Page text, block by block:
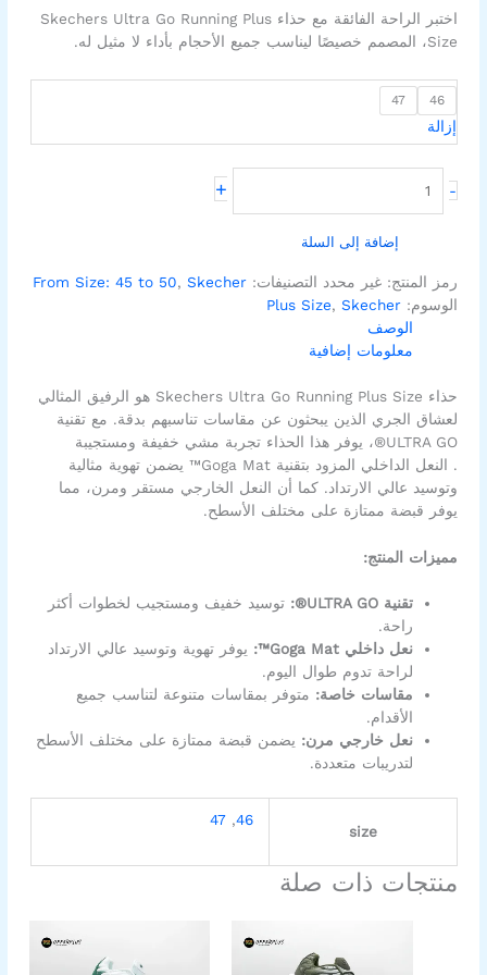
اختبر الراحة الفائقة مع حذاء Skechers Ultra Go Running Plus
Size، المصمم خصيصًا ليناسب جميع الأحجام بأداء لا مثيل له.
46
47
إزالة
-
+
إضافة إلى السلة
رمز المنتج:غير محدد التصنيفات: From Size: 45 to 50, Skecher
الوسوم:
Plus Size, Skecher
الوصف
معلومات إضافية
حذاء Skechers Ultra Go Running Plus Size هو الرفيق المثالي
لعشاق الجري الذين يبحثون عن مقاسات تناسبهم بدقة. مع تقنية
ULTRA GO®، يوفر هذا الحذاء تجربة مشي خفيفة ومستجيبة
. النعل الداخلي المزود بتقنية Goga Mat™ يضمن تهوية مثالية
وتوسيد عالي الارتداد. كما أن النعل الخارجي مستقر ومرن، مما
يوفر قبضة ممتازة على مختلف الأسطح.
مميزات المنتج:
تقنية ULTRA GO®:
توسيد خفيف ومستجيب لخطوات أكثر
راحة.
نعل داخلي Goga Mat™:
يوفر تهوية وتوسيد عالي الارتداد
لراحة تدوم طوال اليوم.
مقاسات خاصة: متوفر بمقاسات متنوعة لتناسب جميع
الأقدام.
نعل خارجي مرن: يضمن قبضة ممتازة على مختلف الأسطح
لتدريبات متعددة.
size
46
,
47
منتجات ذات صلة
الحالي
هو:
الحالي
هو: